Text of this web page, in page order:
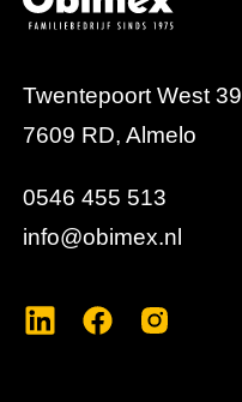
Twentepoort West 39
7609 RD, Almelo
0546 455 513
info@obimex.nl